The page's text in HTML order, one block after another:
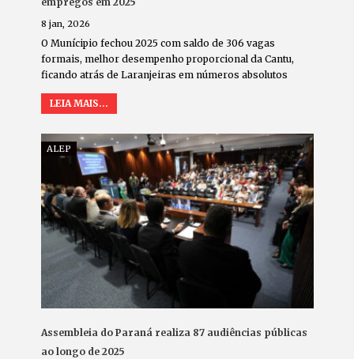
8 jan, 2026
O Munícipio fechou 2025 com saldo de 306 vagas
formais, melhor desempenho proporcional da Cantu,
ficando atrás de Laranjeiras em números absolutos
LEIA MAIS...
ALEP
Assembleia do Paraná realiza 87 audiências públicas
ao longo de 2025